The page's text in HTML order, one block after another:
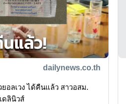
dailynews.co.th
อลเวง ได้คืนแล้ว สาวอสม.
ดลินิวส์